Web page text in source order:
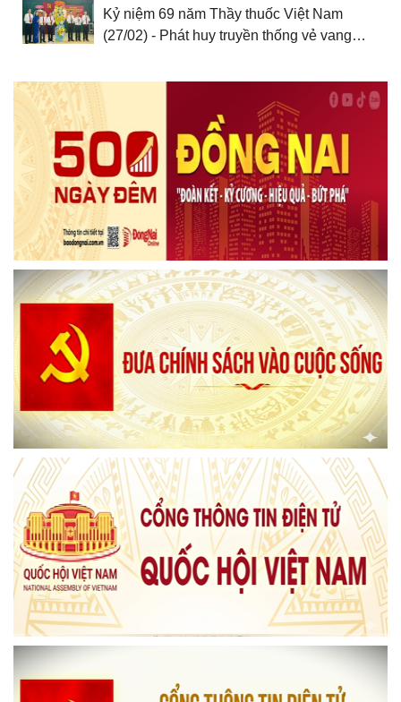
thống nhất đất nước
Kỷ niệm 69 năm Thầy thuốc Việt Nam
(27/02) - Phát huy truyền thống vẻ vang
Chủ tịch Hồ Chí Minh